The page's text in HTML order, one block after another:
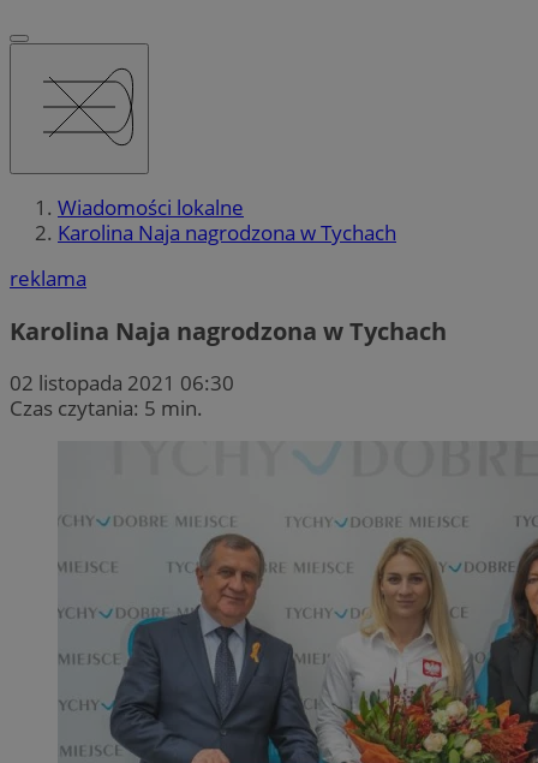
Wiadomości lokalne
Karolina Naja nagrodzona w Tychach
reklama
Karolina Naja nagrodzona w Tychach
02 listopada 2021 06:30
Czas czytania: 5 min.